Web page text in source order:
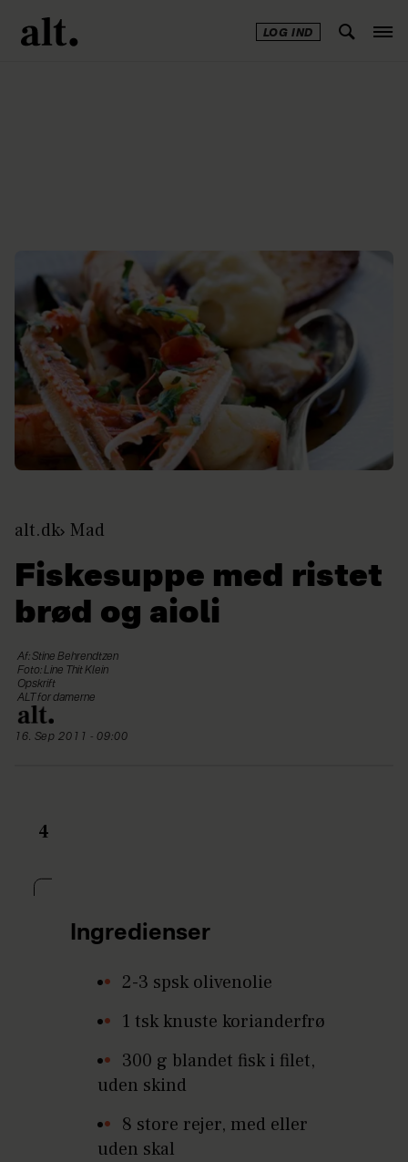
LOG IND
alt.dk Mad
Fiskesuppe med ristet
brød og aioli
Af: Stine Behrendtzen
Foto: Line Thit Klein
Opskrift
ALT for damerne
16. Sep 2011 - 09:00
4
Ingredienser
2-3 spsk olivenolie
1 tsk knuste korianderfrø
300 g blandet fisk i filet,
uden skind
8 store rejer, med eller
uden skal